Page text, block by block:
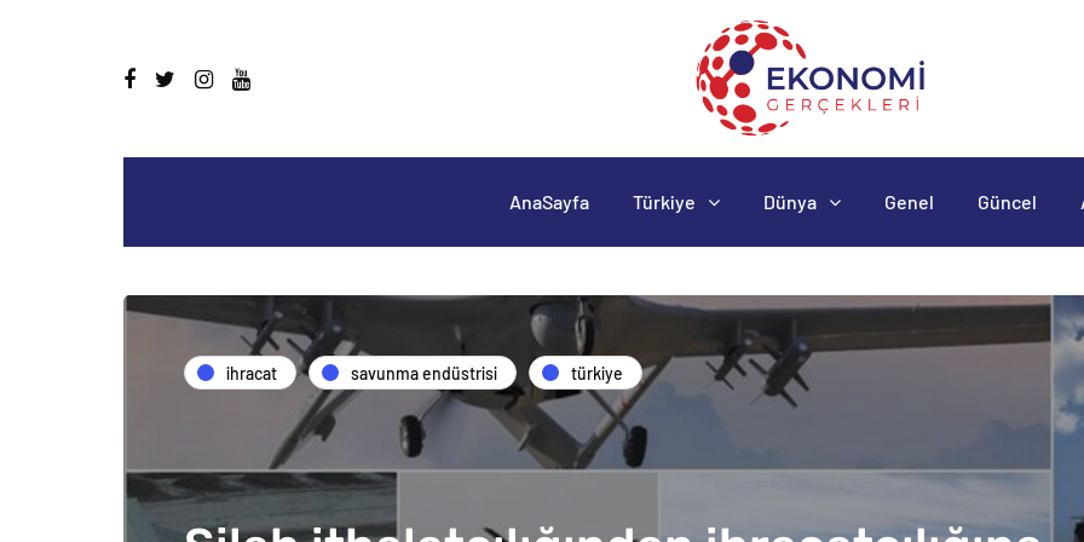
AnaSayfa Türkiye Dünya Genel Güncel
i̇hracat savunma endüstrisi türkiye